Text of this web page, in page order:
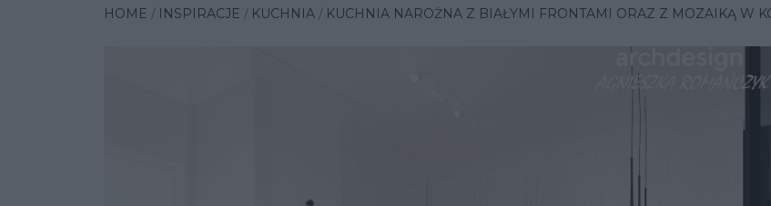
HOME INSPIRACJE KUCHNIA KUCHNIA NAROŻNA Z BIAŁYMI FRONTAMI ORAZ Z MOZAIKĄ W